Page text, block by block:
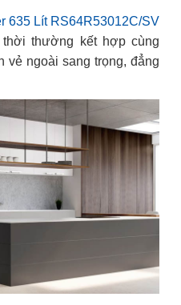
635 Lít RS64R53012C/SV
thường kết hợp cùng
vẻ ngoài sang trọng, đẳng